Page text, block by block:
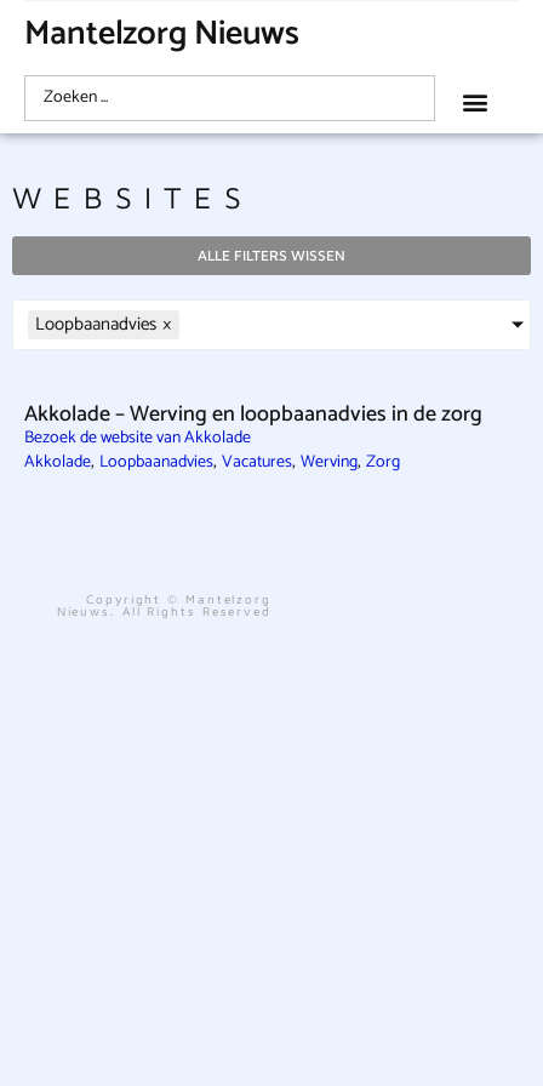
Mantelzorg Nieuws
WEBSITES
ALLE FILTERS WISSEN
Loopbaanadvies ×
Akkolade – Werving en loopbaanadvies in de zorg
Bezoek de website van Akkolade
Akkolade, Loopbaanadvies, Vacatures, Werving, Zorg
Copyright © Mantelzorg
Nieuws. All Rights Reserved